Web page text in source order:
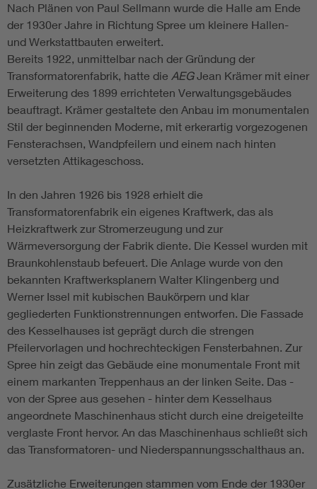
Nach Plänen von Paul Sellmann wurde die Halle am Ende
der 1930er Jahre in Richtung Spree um kleinere Hallen-
und Werkstattbauten erweitert.
Bereits 1922, unmittelbar nach der Gründung der
Transformatorenfabrik, hatte die AEGJean Krämer mit einer
Erweiterung des 1899 errichteten Verwaltungsgebäudes
beauftragt. Krämer gestaltete den Anbau im monumentalen
Stil der beginnenden Moderne, mit erkerartig vorgezogenen
Fensterachsen, Wandpfeilern und einem nach hinten
versetzten Attikageschoss.
In den Jahren 1926 bis 1928 erhielt die
Transformatorenfabrik ein eigenes Kraftwerk, das als
Heizkraftwerk zur Stromerzeugung und zur
Wärmeversorgung der Fabrik diente. Die Kessel wurden mit
Braunkohlenstaub befeuert. Die Anlage wurde von den
bekannten Kraftwerksplanern Walter Klingenberg und
Werner Issel mit kubischen Baukörpern und klar
gegliederten Funktionstrennungen entworfen. Die Fassade
des Kesselhauses ist geprägt durch die strengen
Pfeilervorlagen und hochrechteckigen Fensterbahnen. Zur
Spree hin zeigt das Gebäude eine monumentale Front mit
einem markanten Treppenhaus an der linken Seite. Das -
von der Spree aus gesehen - hinter dem Kesselhaus
angeordnete Maschinenhaus sticht durch eine dreigeteilte
verglaste Front hervor. An das Maschinenhaus schließt sich
das Transformatoren- und Niederspannungsschalthaus an.
Zusätzliche Erweiterungen stammen vom Ende der 1930er